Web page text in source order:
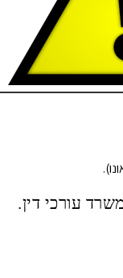
עורכי דין.